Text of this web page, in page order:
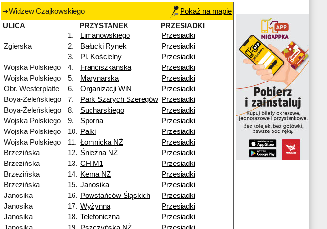
Widzew Czajkowskiego
Pokaż na mapie
ULICA
PRZYSTANEK
PRZESIADKI
1.
Limanowskiego
Przesiadki
Zgierska
2. Bałucki Rynek
Przesiadki
3.
Pl. Kościelny
Przesiadki
Wojska Polskiego
4. Franciszkańska
Przesiadki
Wojska Polskiego
5. Marynarska
Przesiadki
Obr. Westerplatte
6. Organizacji WiN
Przesiadki
Boya-Żeleńskiego
7. Park Szarych Szeregów Przesiadki
Boya-Żeleńskiego
8. Sucharskiego
Przesiadki
Wojska Polskiego
9. Sporna
Przesiadki
Wojska Polskiego
10. Palki
Przesiadki
Wojska Polskiego
11. Łomnicka NŻ
Przesiadki
Brzezińska
12. Śnieżna NŻ
Przesiadki
Brzezińska
13. CH M1
Przesiadki
Brzezińska
14. Kerna NŻ
Przesiadki
Brzezińska
15. Janosika
Przesiadki
Janosika
16. Powstańców Śląskich
Przesiadki
Janosika
17. Wyżynna
Przesiadki
Janosika
18. Telefoniczna
Przesiadki